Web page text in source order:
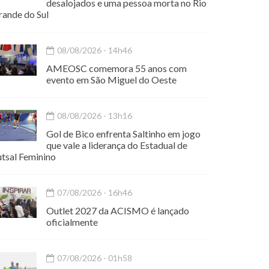
desalojados e uma pessoa morta no Rio
do Sul
08/08/2026 - 14h46
AMEOSC comemora 55 anos com
evento em São Miguel do Oeste
08/08/2026 - 13h16
Gol de Bico enfrenta Saltinho em jogo
que vale a liderança do Estadual de
Feminino
07/08/2026 - 16h46
Outlet 2027 da ACISMO é lançado
oficialmente
07/08/2026 - 01h58